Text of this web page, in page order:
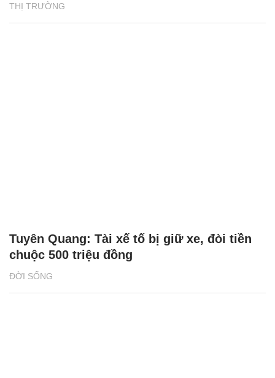
THỊ TRƯỜNG
ĐỜI SỐNG
Tuyên Quang: Tài xế tố bị giữ xe, đòi tiền
chuộc 500 triệu đồng